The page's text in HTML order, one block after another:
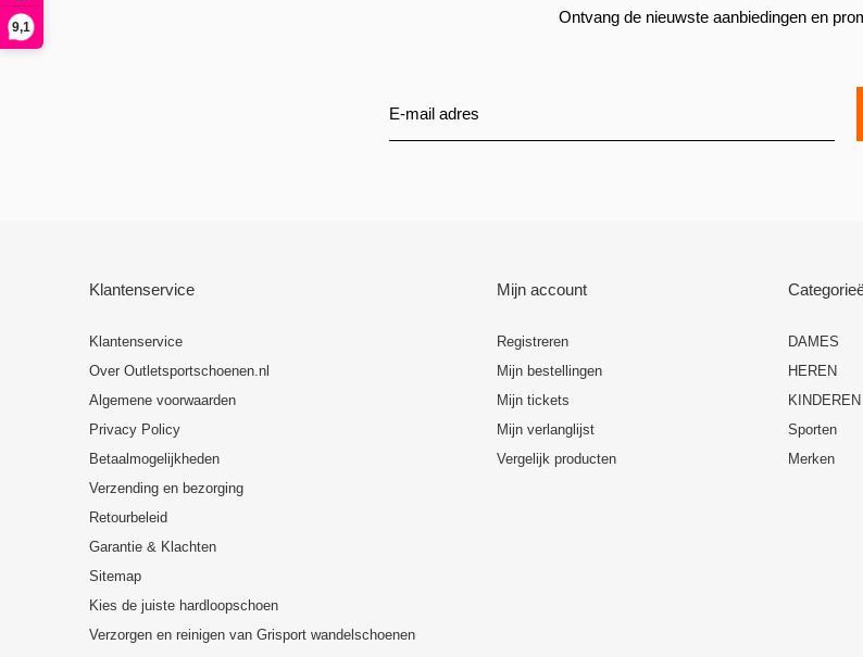
9,1
Ontvang de nieuwste aanbiedingen en
Klantenservice
Klantenservice
Over Outletsportschoenen.nl
Algemene voorwaarden
Privacy Policy
Betaalmogelijkheden
Verzending en bezorging
Retourbeleid
Garantie & Klachten
Sitemap
Kies de juiste hardloopschoen
Verzorgen en reinigen van Grisport wandelschoenen
Mijn account
Registreren
Mijn bestellingen
Mijn tickets
Mijn verlanglijst
Vergelijk producten
DAMES
HEREN
KINDEREN
Sporten
Merken